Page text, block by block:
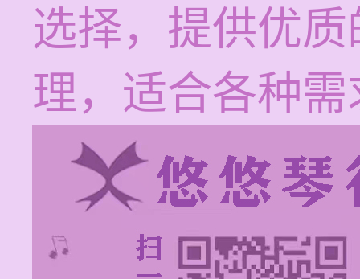
选择，提供优
理，适合各种需